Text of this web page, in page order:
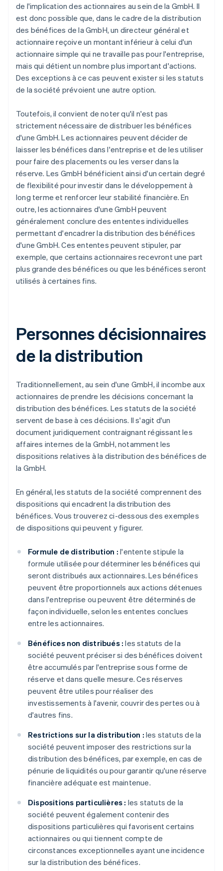
de l'implication des actionnaires au sein de la GmbH. Il
est donc possible que, dans le cadre de la distribution
des bénéfices de la GmbH, un directeur général et
actionnaire reçoive un montant inférieur à celui d'un
actionnaire simple qui ne travaille pas pour l'entreprise,
mais qui détient un nombre plus important d'actions.
Des exceptions à ce cas peuvent exister si les statuts
de la société prévoient une autre option.
Toutefois, il convient de noter qu'il n'est pas
strictement nécessaire de distribuer les bénéfices
d'une GmbH. Les actionnaires peuvent décider de
laisser les bénéfices dans l'entreprise et de les utiliser
pour faire des placements ou les verser dans la
réserve. Les GmbH bénéficient ainsi d'un certain degré
de flexibilité pour investir dans le développement à
long terme et renforcer leur stabilité financière. En
outre, les actionnaires d'une GmbH peuvent
généralement conclure des ententes individuelles
permettant d'encadrer la distribution des bénéfices
d'une GmbH. Ces ententes peuvent stipuler, par
exemple, que certains actionnaires recevront une part
plus grande des bénéfices ou que les bénéfices seront
utilisés à certaines fins.
Personnes décisionnaires
de la distribution
Traditionnellement, au sein d'une GmbH, il incombe aux
actionnaires de prendre les décisions concernant la
distribution des bénéfices. Les statuts de la société
servent de base à ces décisions. Il s'agit d'un
document juridiquement contraignant régissant les
affaires internes de la GmbH, notamment les
dispositions relatives à la distribution des bénéfices de
la GmbH.
En général, les statuts de la société comprennent des
dispositions qui encadrent la distribution des
bénéfices. Vous trouverez ci-dessous des exemples
de dispositions qui peuvent y figurer.
Formule de distribution : l'entente stipule la
formule utilisée pour déterminer les bénéfices qui
seront distribués aux actionnaires. Les bénéfices
peuvent être proportionnels aux actions détenues
dans l'entreprise ou peuvent être déterminés de
façon individuelle, selon les ententes conclues
entre les actionnaires.
Bénéfices non distribués : les statuts de la
société peuvent préciser si des bénéfices doivent
être accumulés par l'entreprise sous forme de
réserve et dans quelle mesure. Ces réserves
peuvent être utiles pour réaliser des
investissements à l'avenir, couvrir des pertes ou à
d'autres fins.
Restrictions sur la distribution : les statuts de la
société peuvent imposer des restrictions sur la
distribution des bénéfices, par exemple, en cas de
pénurie de liquidités ou pour garantir qu'une réserve
financière adéquate est maintenue.
Dispositions particulières : les statuts de la
société peuvent également contenir des
dispositions particulières qui favorisent certains
actionnaires ou qui tiennent compte de
circonstances exceptionnelles ayant une incidence
sur la distribution des bénéfices.